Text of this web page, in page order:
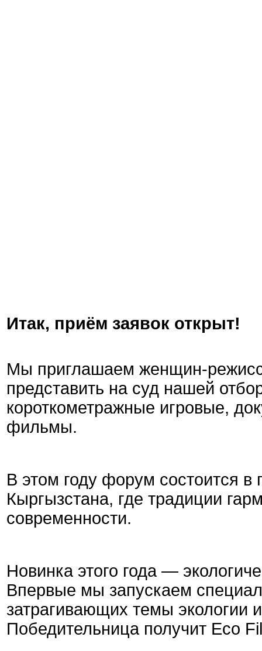
Итак, приём заявок открыт!
Мы приглашаем женщин-
представить на суд нашей
короткометражные игровые,
фильмы.
В этом году форум состоится
Кыргызстана, где традиции
современности.
Новинка этого года —
Впервые мы запускаем
затрагивающих темы
Победительница получит Eco